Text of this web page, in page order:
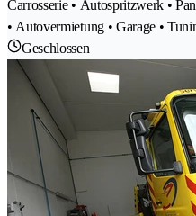
Carrosserie • Autospritzwerk •
• Autovermietung • Garage •
Geschlossen